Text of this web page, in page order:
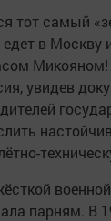
тот самый
едет в Москву
увидев
парням. В